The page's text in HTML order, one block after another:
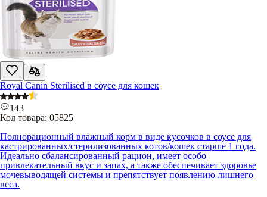
Royal Canin Sterilised в соусе для кошек
143
Код товара: 05825
Полнорационный влажный корм в виде кусочков в соусе для
кастрированных/стерилизованных котов/кошек старше 1 года.
Идеально сбалансированный рацион, имеет особо
привлекательный вкус и запах, а также обеспечивает здоровье
мочевыводящей системы и препятствует появлению лишнего
веса.